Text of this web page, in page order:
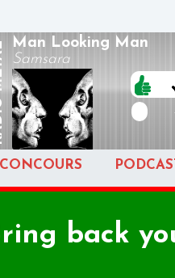
Man Looking Man
Samsara
CONCOURS
back